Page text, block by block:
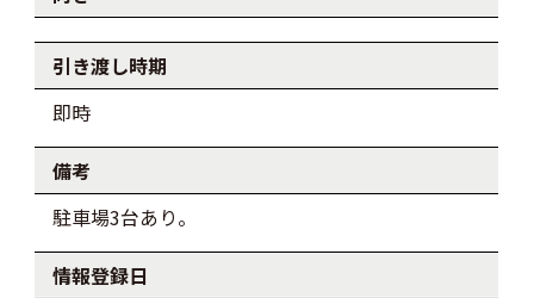
引き渡し時期
即時
備考
駐車場3台あり。
情報登録日